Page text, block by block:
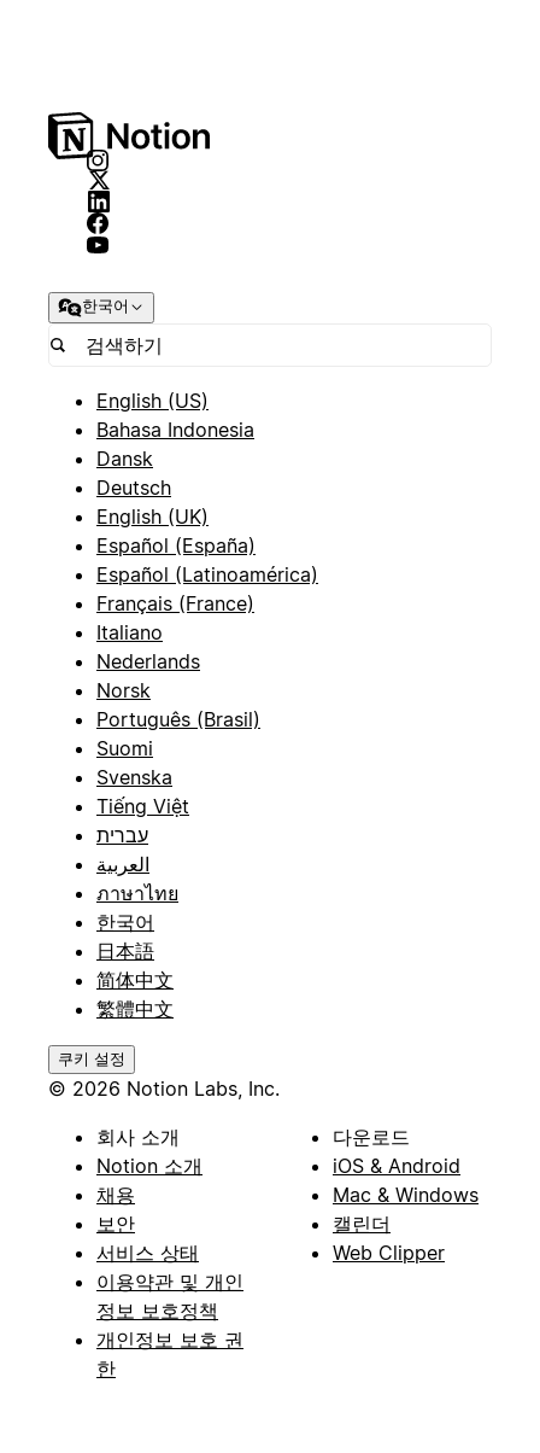
한국어
English (US)
Bahasa Indonesia
Dansk
Deutsch
English (UK)
Español (España)
Español (Latinoamérica)
Français (France)
Italiano
Nederlands
Norsk
Português (Brasil)
Suomi
Svenska
Tiếng Việt
עברית
العربية
ภาษาไทย
한국어
日本語
简体中文
繁體中文
쿠키 설정
© 2026 Notion Labs, Inc.
회사 소개
Notion 소개
채용
보안
서비스 상태
이용약관 및 개인
정보 보호정책
개인정보 보호 권
한
다운로드
iOS & Android
Mac & Windows
캘린더
Web Clipper